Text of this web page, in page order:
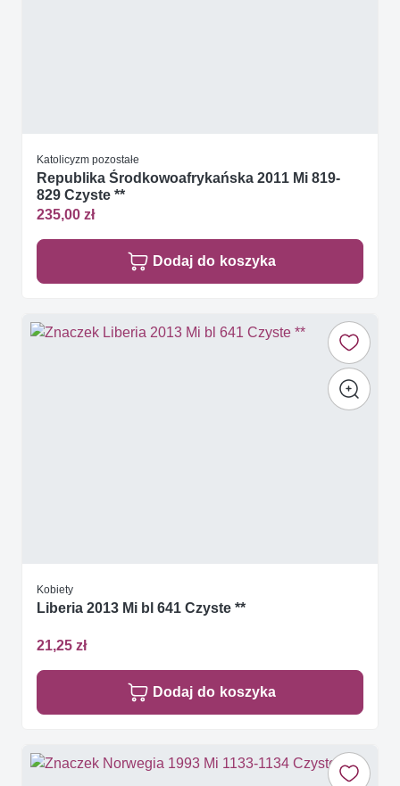
Katolicyzm pozostałe
Republika Środkowoafrykańska 2011 Mi 819-
829 Czyste **
235,00 zł
Dodaj do koszyka
Kobiety
Liberia 2013 Mi bl 641 Czyste **
21,25 zł
Dodaj do koszyka